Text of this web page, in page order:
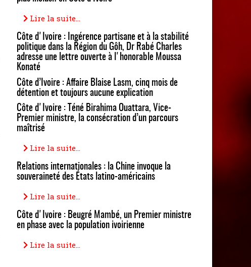
Lire la suite...
Côte d'Ivoire : Ingérence partisane et à la stabilité
politique dans la Région du Gôh, Dr Rabé Charles
adresse une lettre ouverte à l'honorable Moussa
Konaté
Côte d’Ivoire : Affaire Blaise Lasm, cinq mois de
détention et toujours aucune explication
Côte d'Ivoire : Téné Birahima Ouattara, Vice-
Premier ministre, la consécration d’un parcours
maîtrisé
Lire la suite...
Relations internationales : la Chine invoque la
souveraineté des États latino-américains
Lire la suite...
Côte d'Ivoire : Beugré Mambé, un Premier ministre
en phase avec la population ivoirienne
Lire la suite...